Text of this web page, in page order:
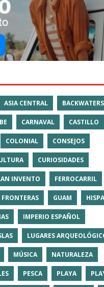
ASIA CENTRAL BACKWATERS
CARNAVAL CASTILLO
COLONIAL CONSEJOS
CURIOSIDADES
INVENTO FERROCARRIL
FRONTERAS GUAM
IMPERIO ESPAÑOL
LUGARES
MÚSICA NATURALEZA
PESCA PLAYA